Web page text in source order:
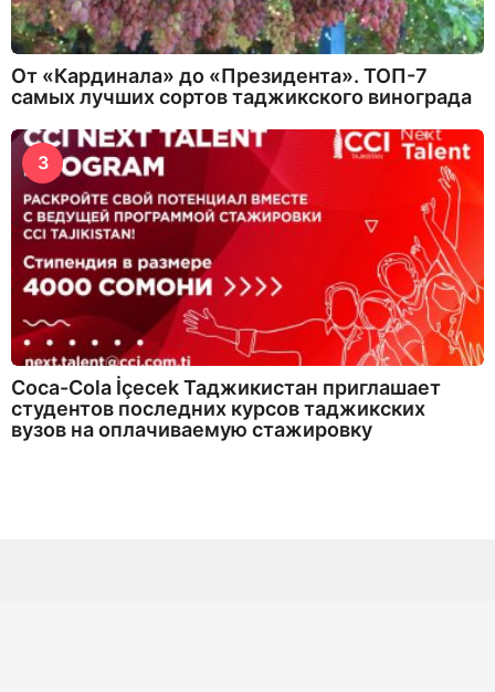
От «Кардинала» до «Президента». ТОП-7
самых лучших сортов таджикского винограда
3
Coca-Cola İçecek Таджикистан приглашает
студентов последних курсов таджикских
вузов на оплачиваемую стажировку